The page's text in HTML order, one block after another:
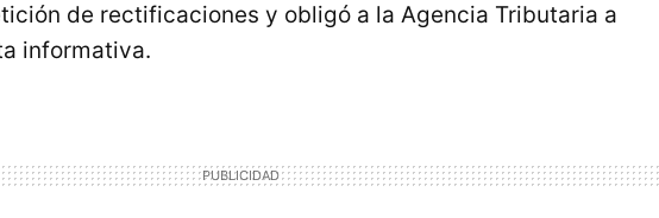
de rectificaciones y obligó a la Agencia Tributaria a
informativa.